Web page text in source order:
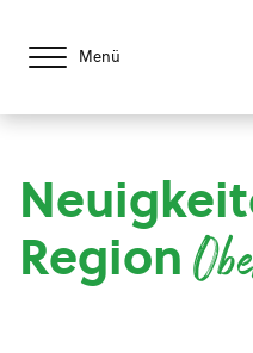
Menü
Region